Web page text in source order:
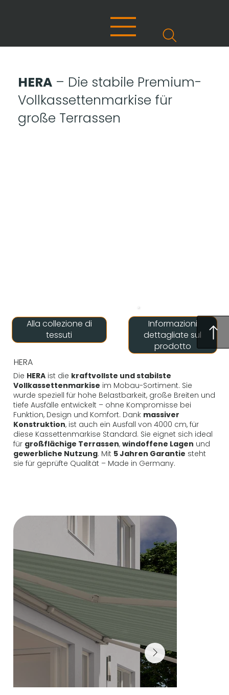
HERA – Die stabile Premium-
Vollkassettenmarkise für
große Terrassen
HERA
Die HERA ist die kraftvollste und stabilste
Vollkassettenmarkise im Mobau-Sortiment. Sie
wurde speziell für hohe Belastbarkeit, große Breiten und
tiefe Ausfälle entwickelt – ohne Kompromisse bei
Funktion, Design und Komfort. Dank massiver
Konstruktion, ist auch ein Ausfall von 4000 cm, für
diese Kassettenmarkise Standard. Sie eignet sich ideal
für großflächige Terrassen,windoffene Lagen und
gewerbliche Nutzung. Mit 5 Jahren Garantie steht
sie für geprüfte Qualität – Made in Germany.
Alla collezione di
tessuti
Informazioni
dettagliate sul
prodotto